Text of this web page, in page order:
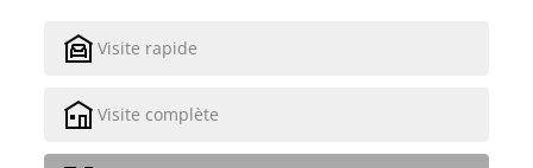
Visite rapide
Visite complète